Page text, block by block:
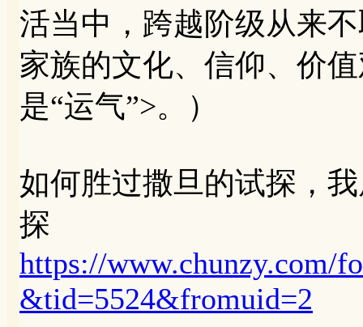
活当中，跨越阶级从来
家族的文化、信仰、价
是“运气”>。）
如何胜过撒旦的试探，
探
https://www.chunzy.com/
&tid=5524&fromuid=2